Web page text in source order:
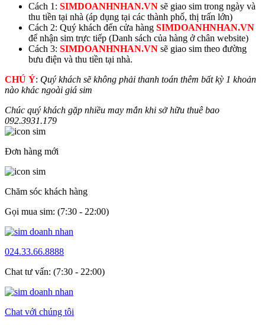
Cách 1: SIMDOANHNHAN.VN sẽ giao sim trong ngày và
thu tiền tại nhà (áp dụng tại các thành phố, thị trấn lớn)
Cách 2: Quý khách đến cửa hàng SIMDOANHNHAN.VN
để nhận sim trực tiếp (Danh sách của hàng ở chân website)
Cách 3: SIMDOANHNHAN.VN sẽ giao sim theo đường
bưu điện và thu tiền tại nhà.
CHÚ Ý: Quý khách sẽ không phải thanh toán thêm bất kỳ 1 khoản
nào khác ngoài giá sim
Chúc quý khách gặp nhiều may mắn khi sở hữu thuê bao
092.3931.179
Đơn hàng mới
Chăm sóc khách hàng
Gọi mua sim: (7:30 - 22:00)
024.33.66.8888
Chat tư vấn: (7:30 - 22:00)
Chat với chúng tôi